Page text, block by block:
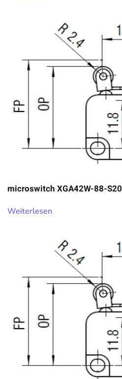
microswitch XGA42W-88-S20
Weiterlesen